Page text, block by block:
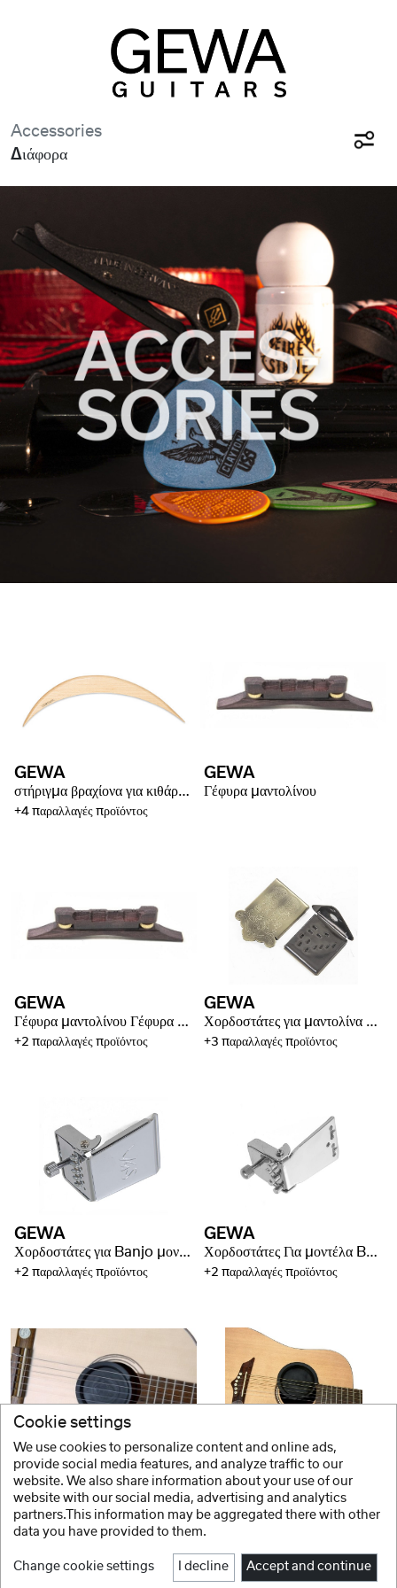
Accessories
Διάφορα
GEWA
στήριγμα βραχίονα για κιθάρα Κλασική κιθάρα
+4 παραλλαγές προϊόντος
GEWA
Γέφυρα μαντολίνου
GEWA
Γέφυρα μαντολίνου Γέφυρα για μαντολίνα Bluegrass
+2 παραλλαγές προϊόντος
GEWA
Χορδοστάτες για μαντολίνα Bluegrass
+3 παραλλαγές προϊόντος
GEWA
Χορδοστάτες για Banjo μοντέλα Select
+2 παραλλαγές προϊόντος
GEWA
Χορδοστάτες Για μοντέλα Banjo Premium
+2 παραλλαγές προϊόντος
GEWA
Feedback Stop F&S Κλασσική κιθάρα
GEWA
Cookie settings
We use cookies to personalize content and online ads,
provide social media features, and analyze traffic to our
website. We also share information about your use of our
website with our social media, advertising and analytics
partners.This information may be aggregated there with other
data you have provided to them.
Change cookie settings I decline Accept and continue